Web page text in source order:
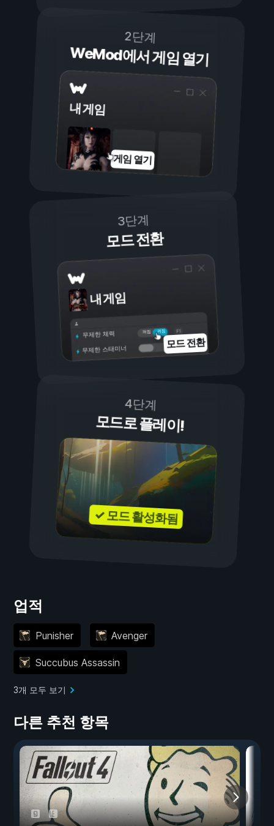
2단계
WeMod에서 게임 열기
내 게임
게임 열기
3단계
모드 전환
내 게임
켜짐
꺼짐
무제한 체력
무제한 스태미너 모드 전환
4단계
모드로 플레이!
✓ 모드 활성화됨
업적
Punisher Avenger
Succubus Assassin
3개 모두 보기
다른 추천 항목